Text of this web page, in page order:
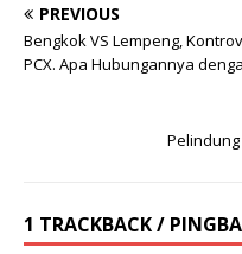
PREVIOUS
Bengkok VS Lempeng,
PCX. Apa Hubungannya
1 TRACKBACK /